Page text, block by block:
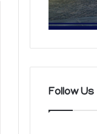
Follow Us